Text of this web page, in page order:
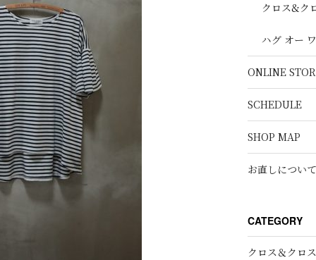
クロス&ク
ハグ オー
ONLINE
SCHEDULE
SHOP MAP
お直しについて
CATEGORY
クロス＆クロス